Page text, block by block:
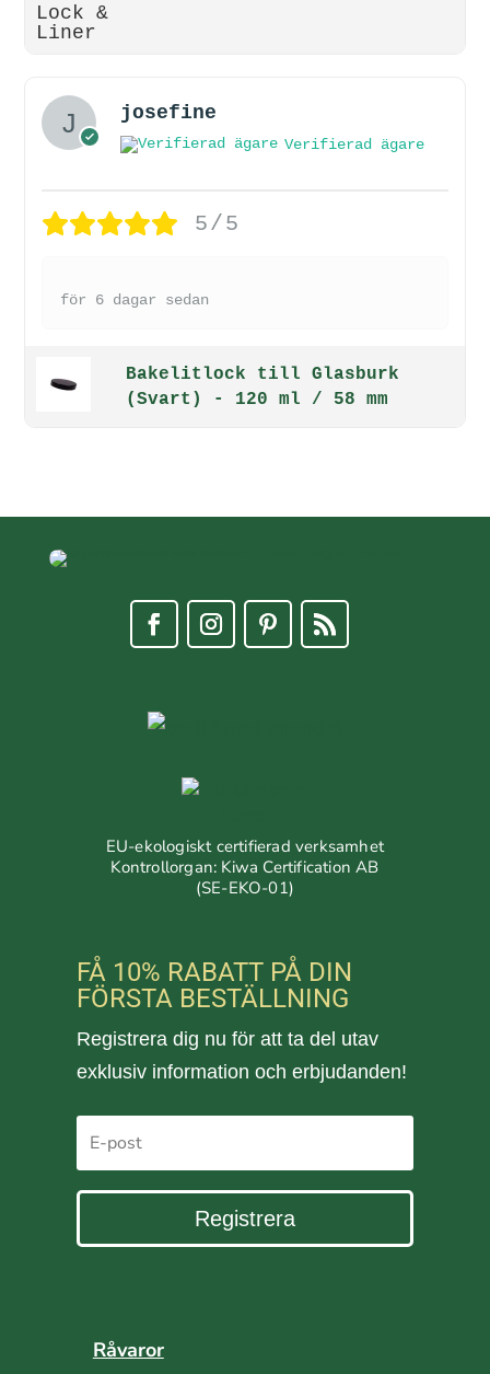
josefine
Verifierad ägare
5/5
för 6 dagar sedan
Bakelitlock till Glasburk
(Svart) - 120 ml / 58 mm
EU-ekologiskt certifierad verksamhet
Kontrollorgan: Kiwa Certification AB
(SE-EKO-01)
FÅ 10% RABATT PÅ DIN
FÖRSTA BESTÄLLNING
Registrera dig nu för att ta del utav
exklusiv information och erbjudanden!
Registrera
Råvaror